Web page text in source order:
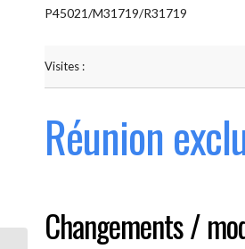
P45021/M31719/R31719
Visites :
Réunion
Changements /